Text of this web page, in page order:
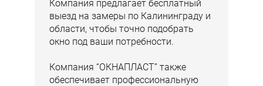
Компания предлагает бесплатный
выезд на замеры по Калининграду и
области, чтобы точно подобрать
окно под ваши потребности.
Компания “ОКНАПЛАСТ” также
обеспечивает профессиональную